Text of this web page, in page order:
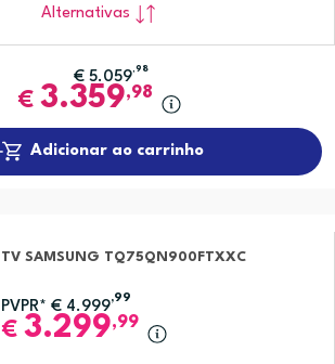
Alternativas
€ 5.059,98
€ 3.359,98
Adicionar ao carrinho
TV SAMSUNG TQ75QN900FTXXC
PVPR* € 4.999
,99
€ 3.299,99